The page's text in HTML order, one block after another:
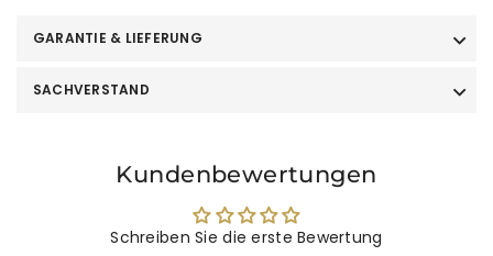
GARANTIE & LIEFERUNG
SACHVERSTAND
Kundenbewertungen
Schreiben Sie die erste Bewertung